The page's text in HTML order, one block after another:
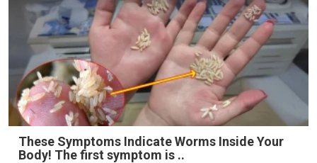
These Symptoms Indicate Worms Inside Your
Body! The first symptom is ..